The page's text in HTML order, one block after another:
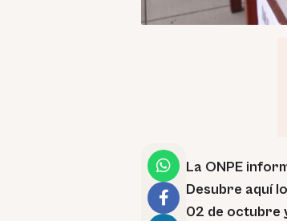
La ONPE
Desubre aquí
02 de octubre